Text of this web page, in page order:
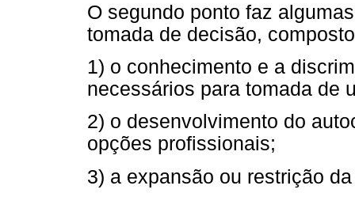
O segundo ponto faz
tomada de decisão,
1) o conhecimento e a
necessários para tomada de
2) o desenvolvimento do
opções profissionais;
3) a expansão ou restrição